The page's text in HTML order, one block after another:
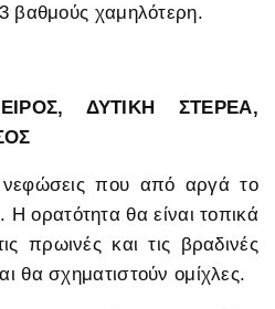
βαθμούς χαμηλότερη.
ΔΥΤΙΚΗ ΣΤΕΡΕΑ,
νεφώσεις που από αργά το
ορατότητα θα είναι τοπικά
πρωινές και τις βραδινές
θα σχηματιστούν ομίχλες.